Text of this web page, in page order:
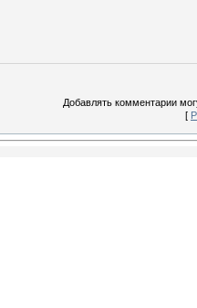
Добавлять комментарии
[